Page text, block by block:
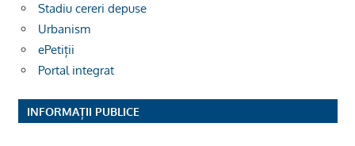
Stadiu cereri depuse
Urbanism
ePetiții
Portal integrat
INFORMAȚII PUBLICE